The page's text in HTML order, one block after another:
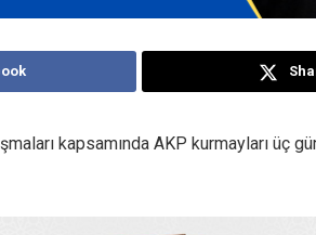
kapsamında AKP kurmayları üç